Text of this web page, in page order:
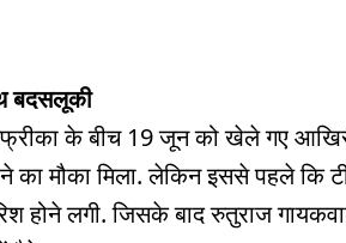
बदसलूकी
के बीच 19 जून को खेले गए
का मौका मिला. लेकिन इससे पहले कि
होने लगी. जिसके बाद रुतुराज